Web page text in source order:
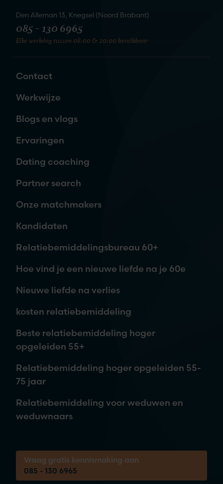
Den Alleman 13, Knegsel (Noord Brabant)
085 - 130 6965
Elke werkdag tussen 08:00 & 20:00 bereikbaar
Contact
Werkwijze
Blogs en vlogs
Ervaringen
Dating coaching
Partner search
Onze matchmakers
Kandidaten
Relatiebemiddelingsbureau 60+
Hoe vind je een nieuwe liefde na je 60e
Nieuwe liefde na verlies
kosten relatiebemiddeling
Beste relatiebemiddeling hoger
opgeleiden 55+
Relatiebemiddeling hoger opgeleiden 55-
75 jaar
Relatiebemiddeling voor weduwen en
weduwnaars
Vraag gratis kennismaking aan
085 - 130 6965
Tijdens een vrijblijvende kennismaking
brengen we samen jouw wensen in kaart.
over je kansen!
085 - 130 6965
Elke werkdag tussen 08:00 & 20:00 bereikbaar
te maken
liefde
Naam
waarna je kunt beslissen om meer informatie te ontvangen of
een afspraak in te plannen.